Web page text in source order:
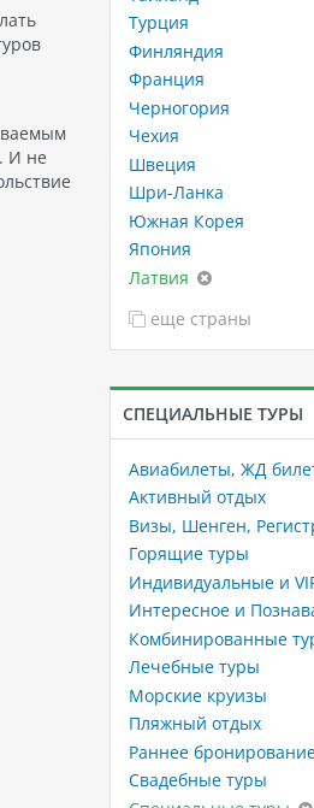
И не
Турция
Финляндия
Франция
Черногория
Чехия
Швеция
Шри-Ланка
Южная Корея
Япония
Латвия
еще страны
СПЕЦИАЛЬНЫЕ ТУРЫ
Авиабилеты, ЖД
Активный отдых
Визы, Шенген,
Горящие туры
Индивидуальные и
Интересное и
Комбинированные
Лечебные туры
Морские круизы
Пляжный отдых
Раннее
Свадебные туры